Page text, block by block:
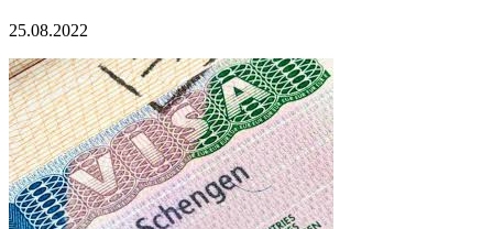
25.08.2022